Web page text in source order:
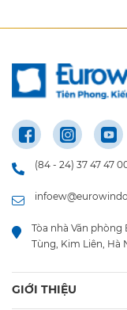
(84 - 24) 37 47 47
Tòa nhà Văn
Tùng, Kim Liên, Hà
GIỚI THIỆU